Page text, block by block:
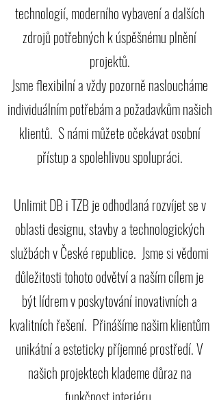
technologií, moderního vybavení a dalších
zdrojů potřebných k úspěšnému plnění
projektů.
Jsme flexibilní a vždy pozorně nasloucháme
individuálním potřebám a požadavkům našich
klientů. S námi můžete očekávat osobní
přístup a spolehlivou spolupráci.
Unlimit DB i TZB je odhodlaná rozvíjet se v
oblasti designu, stavby a technologických
službách v České republice. Jsme si vědomi
důležitosti tohoto odvětví a naším cílem je
být lídrem v poskytování inovativních a
kvalitních řešení. Přinášíme našim klientům
unikátní a esteticky příjemné prostředí. V
našich projektech klademe důraz na